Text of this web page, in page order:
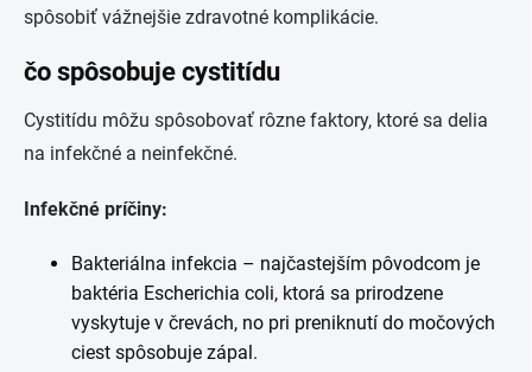
spôsobiť vážnejšie zdravotné komplikácie.
čo spôsobuje cystitídu
Cystitídu môžu spôsobovať rôzne faktory, ktoré sa delia
na infekčné a neinfekčné.
Infekčné príčiny:
Bakteriálna infekcia – najčastejším pôvodcom je
baktéria Escherichia coli, ktorá sa prirodzene
vyskytuje v črevách, no pri preniknutí do močových
ciest spôsobuje zápal.